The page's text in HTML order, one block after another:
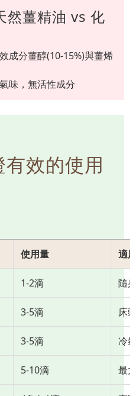
薑精油 vs 化
成分薑醇(10-15%)與薑烯
味，無活性成分
效的使用
使用量 適
1-2滴 隨
3-5滴 床
3-5滴 冷
5-10滴 最